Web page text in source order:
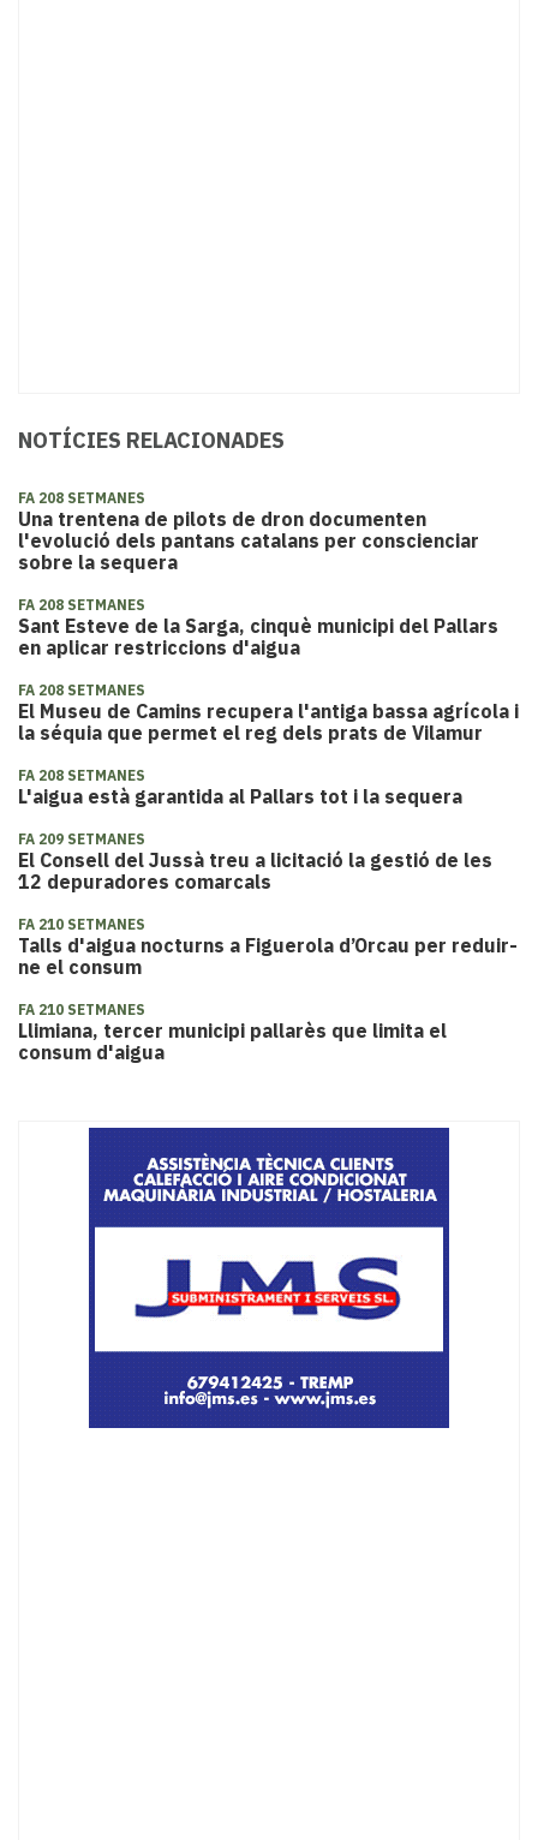
NOTÍCIES RELACIONADES
FA 208 SETMANES
Una trentena de pilots de dron documenten
l'evolució dels pantans catalans per conscienciar
sobre la sequera
FA 208 SETMANES
Sant Esteve de la Sarga, cinquè municipi del Pallars
en aplicar restriccions d'aigua
FA 208 SETMANES
El Museu de Camins recupera l'antiga bassa agrícola i
la séquia que permet el reg dels prats de Vilamur
FA 208 SETMANES
L'aigua està garantida al Pallars tot i la sequera
FA 209 SETMANES
El Consell del Jussà treu a licitació la gestió de les
12 depuradores comarcals
FA 210 SETMANES
Talls d'aigua nocturns a Figuerola d’Orcau per reduir-
ne el consum
FA 210 SETMANES
Llimiana, tercer municipi pallarès que limita el
consum d'aigua